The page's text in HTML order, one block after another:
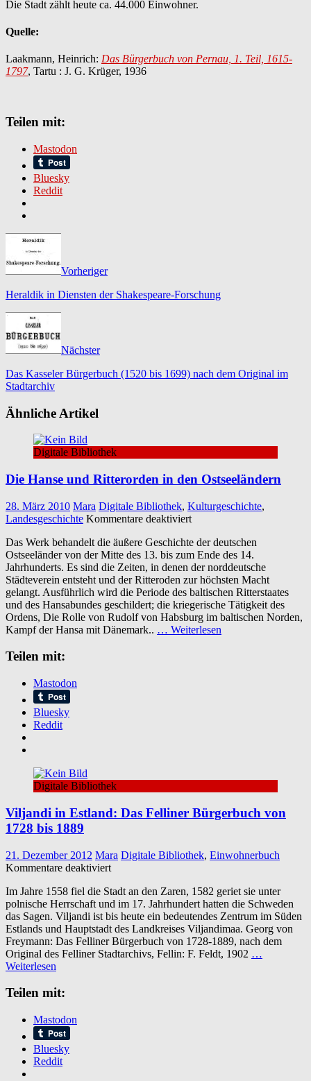
Die Stadt zählt heute ca. 44.000 Einwohner.
Quelle:
Laakmann, Heinrich: Das Bürgerbuch von Pernau, 1. Teil, 1615-
1797, Tartu : J. G. Krüger, 1936
Teilen mit:
Mastodon
Bluesky
Reddit
Vorheriger
Heraldik in Diensten der Shakespeare-Forschung
Nächster
Das Kasseler Bürgerbuch (1520 bis 1699) nach dem Original im
Stadtarchiv
Ähnliche Artikel
Digitale Bibliothek
Die Hanse und Ritterorden in den Ostseeländern
28. März 2010 Mara Digitale Bibliothek, Kulturgeschichte,
Landesgeschichte Kommentare deaktiviertfür
Hanse
und
Ritterorden
in
den
Ostseeländern
Das Werk behandelt die äußere Geschichte der deutschen
Ostseeländer von der Mitte des 13. bis zum Ende des 14.
Jahrhunderts. Es sind die Zeiten, in denen der norddeutsche
Städteverein entsteht und der Ritteroden zur höchsten Macht
gelangt. Ausführlich wird die Periode des baltischen Ritterstaates
und des Hansabundes geschildert; die kriegerische Tätigkeit des
Ordens, Die Rolle von Rudolf von Habsburg im baltischen Norden,
Kampf der Hansa mit Dänemark.. … Weiterlesen
Teilen mit:
Mastodon
Bluesky
Reddit
Digitale Bibliothek
Viljandi in Estland: Das Felliner Bürgerbuch von
1728 bis 1889
21. Dezember 2012 Mara Digitale Bibliothek, Einwohnerbuch
Kommentare deaktiviertfür
in
Estland:
Das
Felliner
Bürgerbuch
von
Im Jahre 1558 fiel die Stadt an den Zaren, 1582 geriet sie unter
polnische Herrschaft und im 17. Jahrhundert hatten die Schweden
das Sagen. Viljandi ist bis heute ein bedeutendes Zentrum im Süden
Estlands und Hauptstadt des Landkreises Viljandimaa. Georg von
Freymann: Das Felliner Bürgerbuch von 1728-1889, nach dem
Original des Felliner Stadtarchivs, Fellin: F. Feldt, 1902 …
Weiterlesen
Teilen mit:
Mastodon
Bluesky
Reddit